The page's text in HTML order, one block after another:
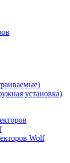
установка)
Wolf